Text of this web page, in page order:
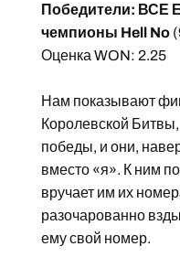
Победители: ВСЕ
чемпионы Hell No
Оценка WON: 2.25
Нам показывают
Королевской
победы, и они,
вместо «я». К ним
вручает им их
разочарованно
ему свой номер.